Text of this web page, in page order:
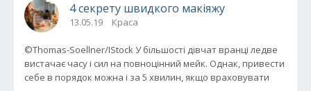
4 секрету швидкого макіяжу
13.05.19 Краса
©Thomas-Soellner/IStock У більшості дівчат вранці ледве
вистачає часу і сил на повноцінний мейк. Однак, привести
себе в порядок можна і за 5 хвилин, якщо враховувати